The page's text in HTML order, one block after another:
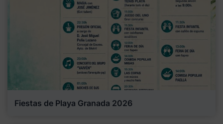
Fiestas de Playa Granada 2026